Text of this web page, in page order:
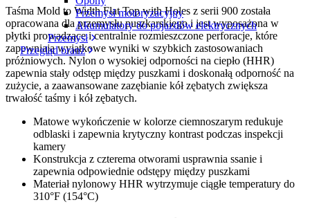
Przemysł motoryzacyjny
Akumulatory do pojazdów elektrycznych
Przemysł
Przegląd branż
Taśma Mold to Width Flat Top with Holes z serii 900 została
opracowana dla przemysłu puszkarskiego i jest wyposażona w
płytki prowadzące i centralnie rozmieszczone perforacje, które
zapewniają wyjątkowe wyniki w szybkich zastosowaniach
próżniowych. Nylon o wysokiej odporności na ciepło (HHR)
zapewnia stały odstęp między puszkami i doskonałą odporność na
zużycie, a zaawansowane zazębianie kół zębatych zwiększa
trwałość taśmy i kół zębatych.
Matowe wykończenie w kolorze ciemnoszarym redukuje
odblaski i zapewnia krytyczny kontrast podczas inspekcji
kamery
Konstrukcja z czterema otworami usprawnia ssanie i
zapewnia odpowiednie odstępy między puszkami
Materiał nylonowy HHR wytrzymuje ciągłe temperatury do
310°F (154°C)